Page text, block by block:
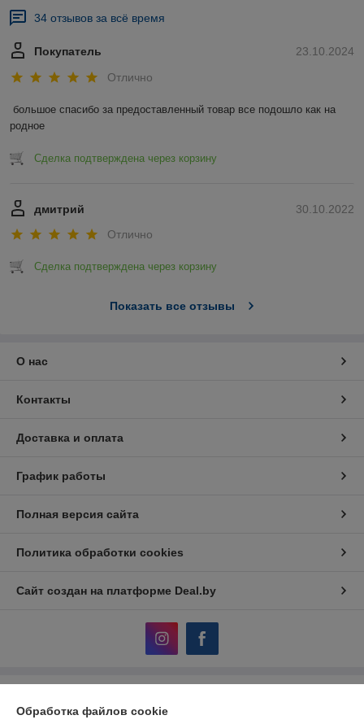
34 отзывов за всё время
23.10.2024
Покупатель
Отлично
большое спасибо за предоставленный товар все подошло как на
родное
Сделка подтверждена через корзину
30.10.2022
дмитрий
Отлично
Сделка подтверждена через корзину
Показать все отзывы
О нас
Контакты
Доставка и оплата
График работы
Полная версия сайта
Политика обработки cookies
Сайт создан на платформе Deal.by
Обработка файлов cookie